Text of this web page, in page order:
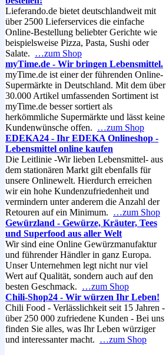
Lieferando.de bietet deutschlandweit mit
über 2500 Lieferservices die einfache
Online-Bestellung beliebter Gerichte wie
beispielsweise Pizza, Pasta, Sushi oder
Salate. …zum Shop
myTime.de - Wir bringen Lebensmittel.
myTime.de ist einer der führenden Online-
Supermärkte in Deutschland. Mit dem über
30.000 Artikel umfassenden Sortiment ist
myTime.de besser sortiert als
herkömmliche Supermärkte und lässt keine
Kundenwünsche offen. …zum Shop
EDEKA24 - Ihr EDEKA Onlineshop -
Lebensmittel online kaufen
Die Leitlinie -Wir lieben Lebensmittel- aus
dem stationären Markt gilt ebenfalls für
unsere Onlinewelt. Hierdurch erreichen
wir ein hohe Kundenzufriedenheit und
vermindern unter anderem die Anzahl der
Retouren auf ein Minimum. …zum Shop
Gewürzland - Gewürze, Kräuter, Tees
und Superfood aus aller Welt
Wir sind eine Online Gewürzmanufaktur
und führender Händler in ganz Europa.
Unser Unternehmen legt nicht nur viel
Wert auf Qualität, sondern auch auf den
besten Geschmack. …zum Shop
Chili-Shop24 - Wir würzen Ihr Leben!
Chili Food - Verlässlichkeit seit 15 Jahren -
über 250 000 zufriedene Kunden - Bei uns
finden Sie alles, was Ihr Leben würziger
und interessanter macht. …zum Shop